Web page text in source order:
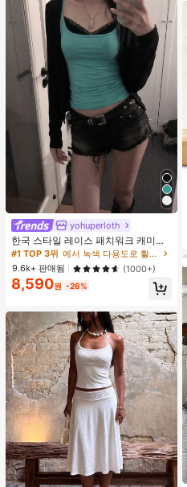
yohuperloth
한국 스타일 레이스 패치워크 캐미솔
탱크 탑, Y2K 에스테틱, 스트리트웨어
캐주얼 여름
#1 TOP 3위
거의 매진!
50+ 명 "여름옷"
#1 TOP 3위
에서 녹색 다용도로 활용 가능한 데일리 탑
거의 매진!
50+ 명 "여름옷"
#1 TOP 3위
에서 녹색 다용도로 활용 가능한 데일리 탑
거의 매진!
50+ 명 "여름옷"
#1 TOP 3위
에서 녹색 다용도로 활용 가능한 데일리 탑
9.6k+ 판매됨 (1000+)
8,590원 -26%